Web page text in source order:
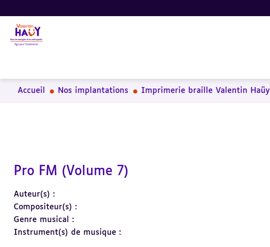
Aller
au
contenu
principal
Aller
au
pied
de
Aller
à
la
recherche
Accueil Nos implantations Imprimerie braille Valentin Haüy
Pro FM (Volume 7)
Auteur(s) :
Compositeur(s) :
Genre musical :
Instrument(s) de musique :